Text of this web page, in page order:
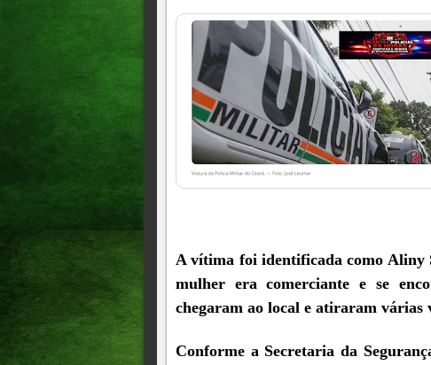
A vítima foi identificada como Aliny
mulher era comerciante e se
chegaram ao local e atiraram várias
Conforme a Secretaria da